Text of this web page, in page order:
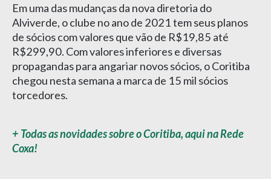
Em uma das mudanças da nova diretoria do
Alviverde, o clube no ano de 2021 tem seus planos
de sócios com valores que vão de R$19,85 até
R$299,90. Com valores inferiores e diversas
propagandas para angariar novos sócios, o Coritiba
chegou nesta semana a marca de 15 mil sócios
torcedores.
+ Todas as novidades sobre o Coritiba, aqui na Rede
Coxa!